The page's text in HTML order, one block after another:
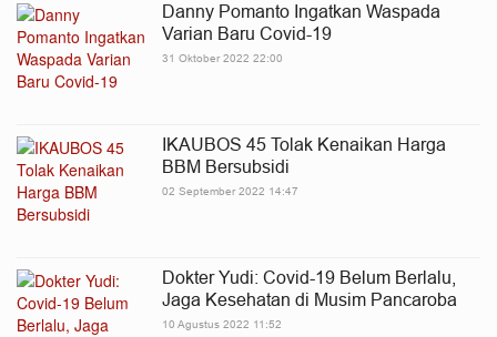
Danny Pomanto Ingatkan Waspada
Varian Baru Covid-19
31 Oktober 2022 22:00
IKAUBOS 45 Tolak Kenaikan Harga
BBM Bersubsidi
02 September 2022 14:47
Dokter Yudi: Covid-19 Belum Berlalu,
Jaga Kesehatan di Musim Pancaroba
10 Agustus 2022 11:52